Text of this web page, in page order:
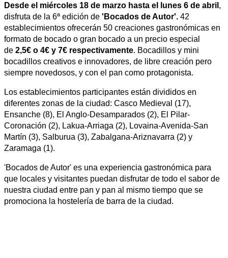
Desde el miércoles 18 de marzo hasta el lunes 6 de abril ,
disfruta de la 6ª edición de 'Bocados de Autor'. 42
establecimientos ofrecerán 50 creaciones gastronómicas en
formato de bocado o gran bocado a un precio especial
de 2,5€ o 4€ y 7€ respectivamente. Bocadillos y mini
bocadillos creativos e innovadores, de libre creación pero
siempre novedosos, y con el pan como protagonista.
Los establecimientos participantes están divididos en
diferentes zonas de la ciudad: Casco Medieval (17),
Ensanche (8), El Anglo-Desamparados (2), El Pilar-
Coronación (2), Lakua-Arriaga (2), Lovaina-Avenida-San
Martín (3), Salburua (3), Zabalgana-Ariznavarra (2) y
Zaramaga (1).
'Bocados de Autor' es una experiencia gastronómica para
que locales y visitantes puedan disfrutar de todo el sabor de
nuestra ciudad entre pan y pan al mismo tiempo que se
promociona la hostelería de barra de la ciudad.